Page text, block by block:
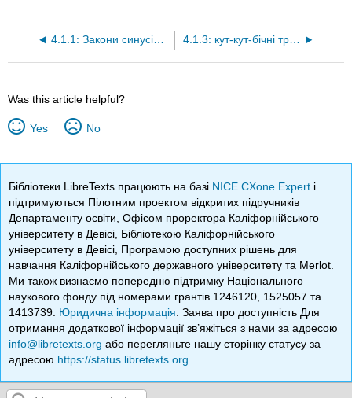
4.1.1: Закони синусів і косинусів 4.1.3: кут-кут-бічні трикутники
Was this article helpful?
Yes No
Бібліотеки LibreTexts працюють на базі NICE CXone Expert і
підтримуються Пілотним проектом відкритих підручників
Департаменту освіти, Офісом проректора Каліфорнійського
університету в Девісі, Бібліотекою Каліфорнійського
університету в Девісі, Програмою доступних рішень для
навчання Каліфорнійського державного університету та Merlot.
Ми також визнаємо попередню підтримку Національного
наукового фонду під номерами грантів 1246120, 1525057 та
1413739. Юридична інформація . Заява про доступність Для
отримання додаткової інформації зв’яжіться з нами за адресою
info@libretexts.org або перегляньте нашу сторінку статусу за
адресою https://status.libretexts.org